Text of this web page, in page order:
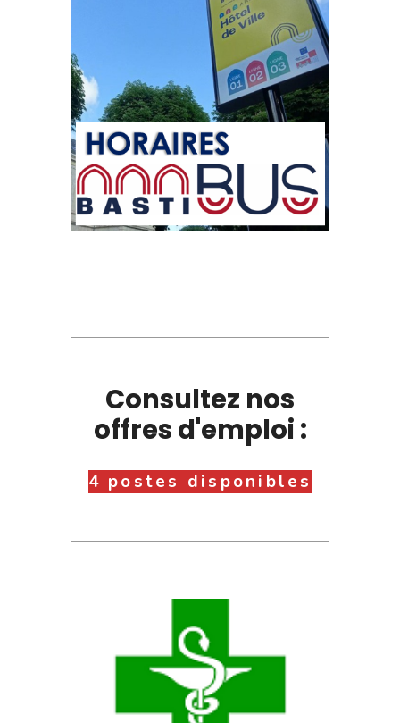
Consultez nos
offres d'emploi :
4 postes disponibles